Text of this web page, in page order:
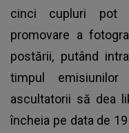
cinci cupluri pot
promovare a
postării, putând
timpul
ascultatorii să dea
încheia pe data de